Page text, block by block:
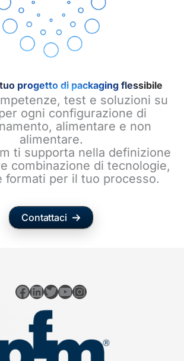
progetto di packaging flessibile
test e soluzioni su
ogni configurazione di
alimentare e non
alimentare.
ti supporta nella definizione
combinazione di tecnologie,
formati per il tuo processo.
Contattaci
Facebook
LinkedIn
Twitter
YouTube
Instagram